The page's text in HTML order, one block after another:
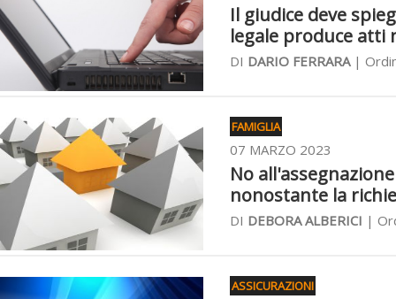
Il giudice deve
legale produce atti
DI DARIO FERRARA|
FAMIGLIA
07 MARZO 2023
No
nonostante la
DI DEBORA ALBERICI |
ASSICURAZIONI